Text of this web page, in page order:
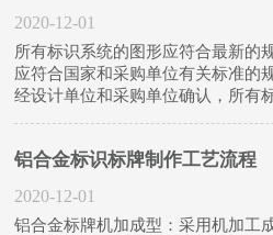
2020-12-01
所有标识系统的图形应符合最新的
应符合国家和采购单位有关标准的
经设计单位和采购单位确认，所有
铝合金标识标牌制作工艺流程
2020-12-01
铝合金标牌机加成型：采用机加工